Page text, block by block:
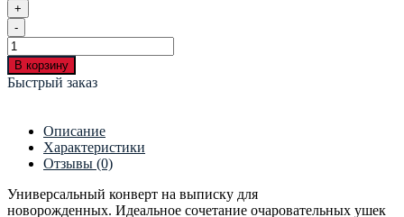
+
-
В корзину
Быстрый заказ
Описание
Характеристики
Отзывы (0)
Универсальный конверт на выписку для
новорожденных. Идеальное сочетание очаровательных ушек